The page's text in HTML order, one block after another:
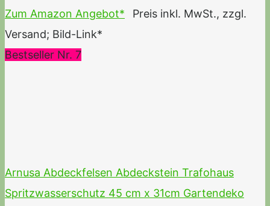
Zum Amazon Angebot*
Preis inkl. MwSt., zzgl.
Versand; Bild-Link*
Bestseller Nr. 7
Arnusa Abdeckfelsen Abdeckstein Trafohaus
Spritzwasserschutz 45 cm x 31cm Gartendeko